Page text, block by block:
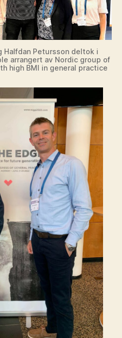
Halfdan Petursson deltok i
arrangert av Nordic group of
high BMI in general practice